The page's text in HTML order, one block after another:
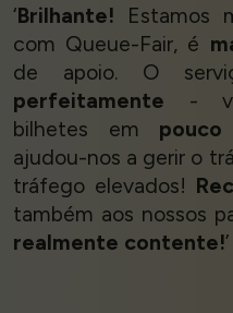
‘Brilhante! Estamos
com Queue-Fair, é
de apoio. O
perfeitamente -
bilhetes em
ajudou-nos a gerir o
tráfego elevados!
também aos nossos
realmente contente!’